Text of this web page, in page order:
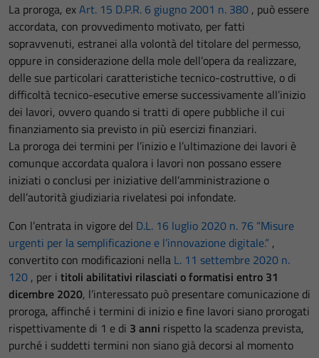
La proroga, exArt. 15 D.P.R. 6 giugno 2001 n. 380 , può essere
accordata, con provvedimento motivato, per fatti
sopravvenuti, estranei alla volontà del titolare del permesso,
oppure in considerazione della mole dell’opera da realizzare,
delle sue particolari caratteristiche tecnico-costruttive, o di
difficoltà tecnico-esecutive emerse successivamente all’inizio
dei lavori, ovvero quando si tratti di opere pubbliche il cui
finanziamento sia previsto in più esercizi finanziari.
La proroga dei termini per l’inizio e l’ultimazione dei lavori è
comunque accordata qualora i lavori non possano essere
iniziati o conclusi per iniziative dell’amministrazione o
dell’autorità giudiziaria rivelatesi poi infondate.
Con l’entrata in vigore del D.L. 16 luglio 2020 n. 76 “Misure
urgenti per la semplificazione e l’innovazione digitale.” ,
convertito con modificazioni nella L. 11 settembre 2020 n.
120 , per i titoli abilitativi rilasciati o formatisi entro 31
dicembre 2020, l’interessato può presentare comunicazione di
proroga, affinché i termini di inizio e fine lavori siano prorogati
rispettivamente di 1 e di 3 anni rispetto la scadenza prevista,
purché i suddetti termini non siano già decorsi al momento